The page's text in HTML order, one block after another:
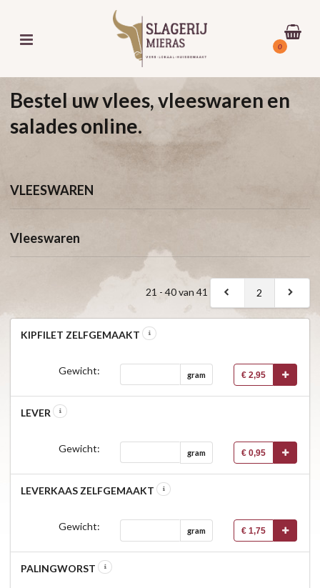
0
Bestel uw vlees, vleeswaren en
salades online.
VLEESWAREN
Vleeswaren
21 - 40 van 41 2
KIPFILET ZELFGEMAAKT
Gewicht: gram € 2,95
LEVER
Gewicht: gram € 0,95
LEVERKAAS ZELFGEMAAKT
Gewicht: gram € 1,75
PALINGWORST